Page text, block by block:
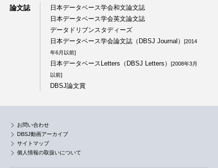
論文誌
日本データベース学会和文論文誌
日本データベース学会英文論文誌
データドリブンスタディーズ
日本データベース学会論文誌（DBSJ Journal）
[2014
年6月以前]
日本データベースLetters（DBSJ Letters）
[2008年3月
以前]
DBSJ論文賞
お問い合わせ
DBSJ動画アーカイブ
サイトマップ
個人情報の取扱いについて